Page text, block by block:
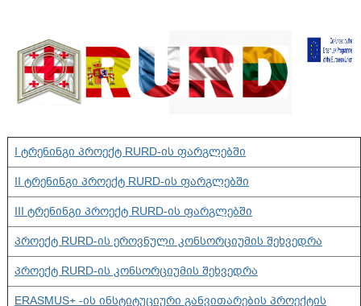
I ტრენინგი პროექტ RURD-ის ფარგლებში
II ტრენინგი პროექტ RURD-ის ფარგლებში
III ტრენინგი პროექტ RURD-ის ფარგლებში
პროექტ RURD-ის ეროვნული კონსორციუმის შეხვედრა
პროექტ RURD-ის კონსორციუმის შეხვედრა
ERASMUS+ -ის ინსტიტუციური განვითარების პროექტის